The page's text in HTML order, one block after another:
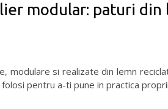
modular: paturi din
modulare si realizate din lemn
pentru a-ti pune in practica